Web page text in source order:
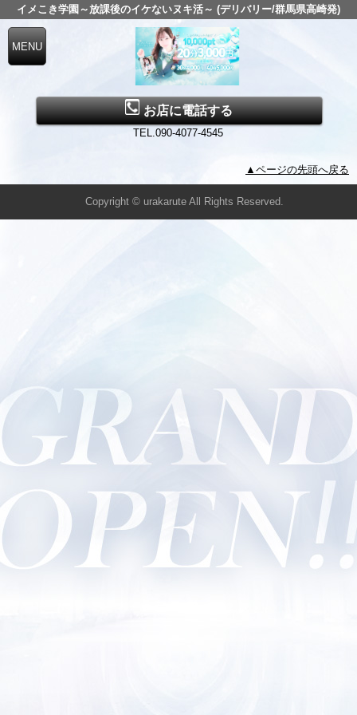
イメこき学園～放課後のイケないヌキ活～ (デリバリー/群馬県高崎発)
お店に電話する
TEL.090-4077-4545
▲ページの先頭へ戻る
Copyright © urakarute All Rights Reserved.